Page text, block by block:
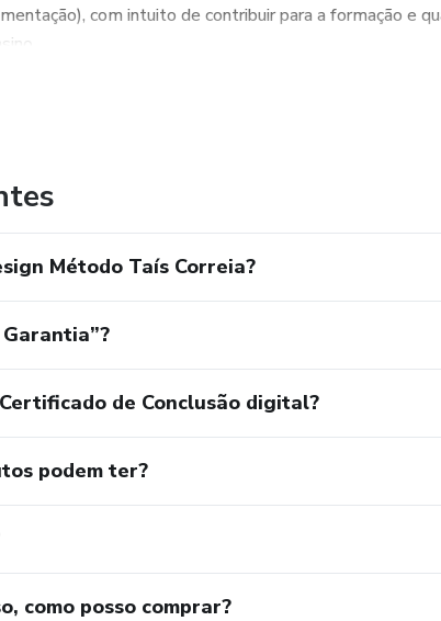
com intuito de contribuir para a formação e
Método Taís Correia?
de Conclusão digital?
podem ter?
como posso comprar?